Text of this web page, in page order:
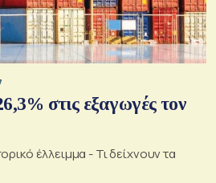
στις εξαγωγές τον
έλλειμμα - Τι δείχνουν τα